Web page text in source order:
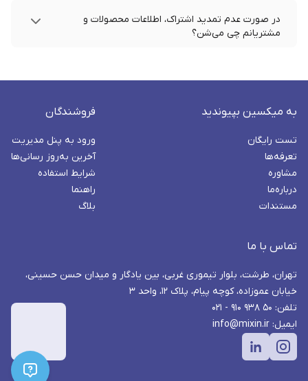
در صورت عدم تمدید اشتراک، اطلاعات محصولات و
مشتریانم چی می‌شن؟
به میکسین بپیوندید
تست رایگان
تعرفه‌ها
مشاوره
درباره‌ما
مستندات
فروشندگان
ورود به پنل مدیریت
آخرین به‌روز رسانی‌ها
شرایط استفاده
راهنما
بلاگ
تماس با ما
تهران، طرشت، بلوار تیموری غربی، بین یادگار و میدان حسن حسینی،
خیابان عموزاده، کوچه پیام، پلاک ۱۲، واحد ۳
تلفن: ۵۰ ۹۳۸ ۹۱۰ - ۰۲۱
ایمیل: info@mixin.ir